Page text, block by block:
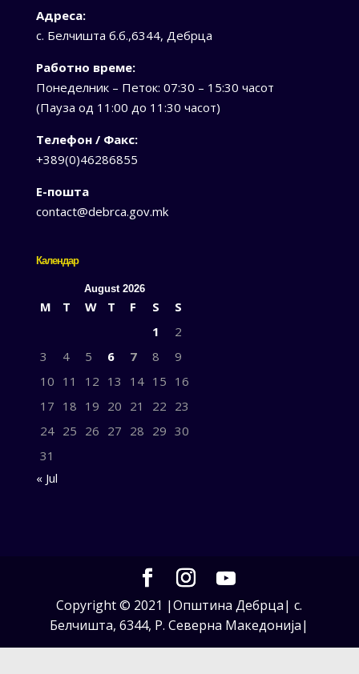
Адреса:
с. Белчишта б.б.,6344, Дебрца
Работно време:
Понеделник – Петок: 07:30 – 15:30 часот
(Пауза од 11:00 до 11:30 часот)
Телефон / Факс:
+389(0)46286855
Е-пошта
contact@debrca.gov.mk
Календар
August 2026
M T W T F S
S
1
2
3
4 5 6 7 8
9
10 11 12 13 14 15 16
17 18 19 20 21 22 23
24 25 26 27 28 29 30
31
« Jul
Copyright © 2021 |Општина Дебрца| с.
Белчишта, 6344, Р. Северна Македонија|